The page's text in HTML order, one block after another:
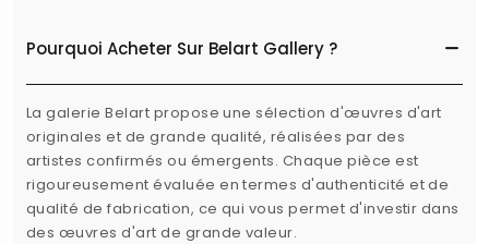
Pourquoi Acheter Sur Belart Gallery ?
La galerie Belart propose une sélection d'œuvres d'art
originales et de grande qualité, réalisées par des
artistes confirmés ou émergents. Chaque pièce est
rigoureusement évaluée en termes d'authenticité et de
qualité de fabrication, ce qui vous permet d'investir dans
des œuvres d'art de grande valeur.